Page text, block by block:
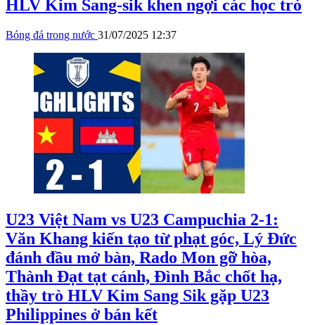
HLV Kim Sang-sik khen ngợi các học trò
Bóng đá trong nước 31/07/2025 12:37
U23 Việt Nam vs U23 Campuchia 2-1:
Văn Khang kiến tạo từ phạt góc, Lý Đức
đánh đầu mở bàn, Rado Mon gỡ hòa,
Thành Đạt tạt cánh, Đình Bắc chốt hạ,
thầy trò HLV Kim Sang Sik gặp U23
Philippines ở bán kết